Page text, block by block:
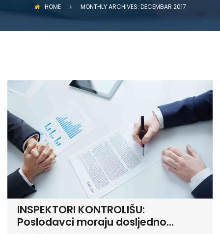
HOME MONTHLY ARCHIVES: DECEMBAR 2017
INSPEKTORI KONTROLIŠU:
Poslodavci moraju dosljedno...
CIJENE I POGODNOSTI